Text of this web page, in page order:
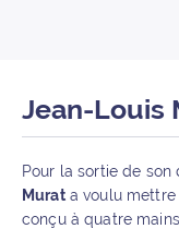
Jean-Louis
Pour la sortie de son
Murata voulu mettre
conçu à quatre